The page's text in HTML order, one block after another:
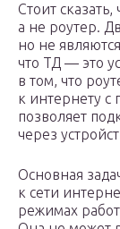
Стоит
а не роутер.
но не
что ТД — это
в том, что
к интернету с
позволяет
через
Основная
к сети
режимах